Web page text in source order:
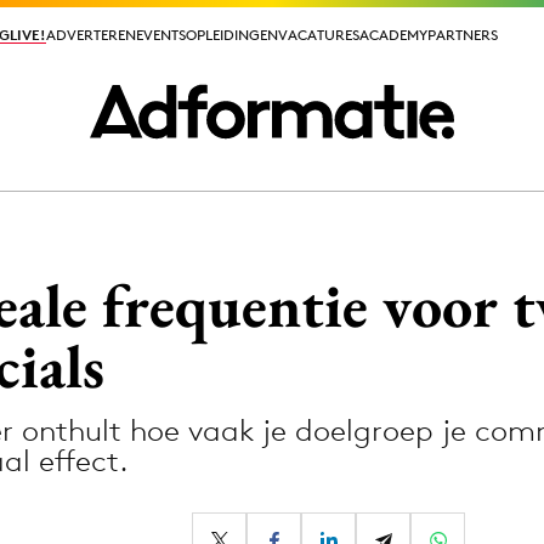
ADVERTERENEVENTSOPLEIDINGENVACATURESACADEMYPARTNERS
ADVERTERENEVENTSOPLEIDINGENVACATURESACADEMYPARTNERS
Media
PR
frequentie voor
onthult hoe vaak je doelgroep je
effect.